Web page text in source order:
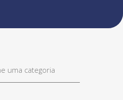
uma categoria